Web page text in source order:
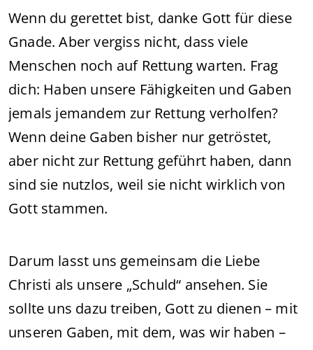
Wenn du gerettet bist, danke Gott für diese
Gnade. Aber vergiss nicht, dass viele
Menschen noch auf Rettung warten. Frag
dich: Haben unsere Fähigkeiten und Gaben
jemals jemandem zur Rettung verholfen?
Wenn deine Gaben bisher nur getröstet,
aber nicht zur Rettung geführt haben, dann
sind sie nutzlos, weil sie nicht wirklich von
Gott stammen.
Darum lasst uns gemeinsam die Liebe
Christi als unsere „Schuld“ ansehen. Sie
sollte uns dazu treiben, Gott zu dienen – mit
unseren Gaben, mit dem, was wir haben –